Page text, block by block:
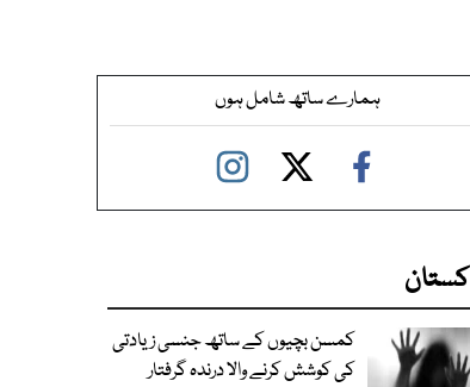
ہمارے ساتھ شامل ہوں
کمسن بچیوں کے ساتھ جنسی زیادتی
کی کوشش کرنے والا درندہ گرفتار